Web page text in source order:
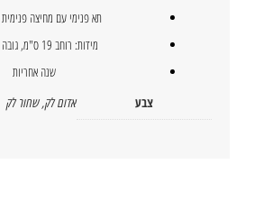
תא פנימי עם מחיצה
מידות: רוחב 19 ס"מ, גובה 10 ס"מ
שנה אחריות
צבע
אדום לק,שחור לק